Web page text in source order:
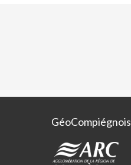
GéoCompiégnois